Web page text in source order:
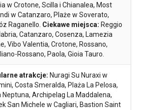
w Crotone, Scilla i Chianalea, Most
w Catanzaro, Plaże w Soverato,
Raganello. Ciekawe miejsca: Reggio
Catanzaro, Cosenza, Lamezia
Vibo Valentia, Crotone, Rossano,
Rossano, Paola, Gioia Tauro.
atrakcje: Nuragi Su Nuraxi w
Costa Smeralda, Plaża La Pelosa,
Neptuna, Archipelag La Maddalena,
San Michele w Cagliari, Bastion Saint